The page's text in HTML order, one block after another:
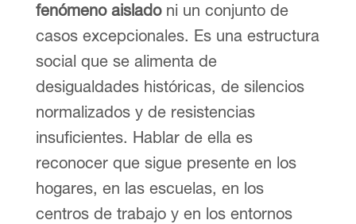
fenómeno aisladoni un conjunto de
casos excepcionales. Es una estructura
social que se alimenta de
desigualdades históricas, de silencios
normalizados y de resistencias
insuficientes. Hablar de ella es
reconocer que sigue presente en los
hogares, en las escuelas, en los
centros de trabajo y en los entornos